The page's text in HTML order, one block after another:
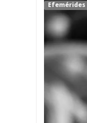
Efemérides